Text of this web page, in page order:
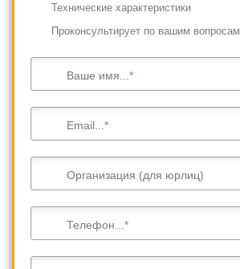
Технические характеристики
Проконсультирует по вашим вопросам
Ваше имя...
Email...
Организация (для юрлиц)
Телефон...